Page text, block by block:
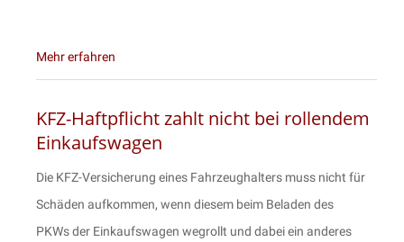
Mehr erfahren
KFZ-Haftpflicht zahlt nicht bei rollendem
Einkaufswagen
Die KFZ-Versicherung eines Fahrzeughalters muss nicht für
Schäden aufkommen, wenn diesem beim Beladen des
PKWs der Einkaufswagen wegrollt und dabei ein anderes